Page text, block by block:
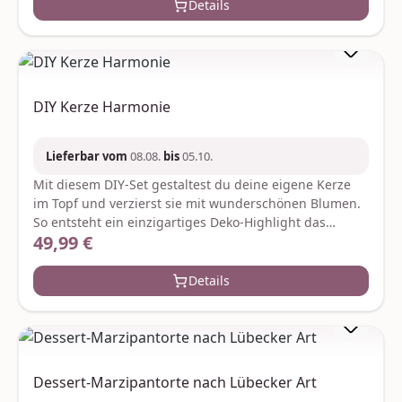
nach Verfügbarkeit werden ggf. gleich- oder
höherwertige Ersatzartikel geliefert. Hersteller:Graine
CreativeZae le rondCS 70031gc@grainecreative.com
Details
DIY Kerze Harmonie
Lieferbar vom 08.08. bis05.10.
Mit diesem DIY-Set gestaltest du deine eigene Kerze
im Topf und verzierst sie mit wunderschönen Blumen.
So entsteht ein einzigartiges Deko-Highlight das
perfekt in jedes Zuhause passt oder als liebevolles
enthalten – für entspannte Kreativmomente und ein
handgemachtes Unikat. Je nach Verfügbarkeit werden
ggf. gleich- oder höherwertige Ersatzartikel geliefert.
Hersteller:Graine CreativeZae le rondCS
Regulärer Preis:
49,99 €
Details
Dessert-Marzipantorte nach Lübecker Art